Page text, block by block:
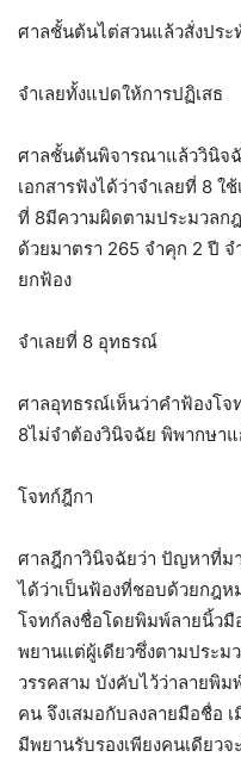
ศาลชั้นต้นไต่สวนแล้วสั่งประ
จำเลยทั้งแปดให้การปฏิเสธ
ศาลชั้นต้นพิจารณาแล้ววินิจฉั
เอกสารฟังได้ว่าจำเลยที่ 8 ใ
ที่ 8มีความผิดตามประมวลก
ด้วยมาตรา 265 จำคุก 2 ปี
ยกฟ้อง
จำเลยที่ 8 อุทธรณ์
ศาลอุทธรณ์เห็นว่าคำฟ้องโจ
8ไม่จำต้องวินิจฉัย พิพากษาแ
โจทก์ฎีกา
ศาลฎีกาวินิจฉัยว่า ปัญหาที่ม
ได้ว่าเป็นฟ้องที่ชอบด้วยกฎห
โจทก์ลงชื่อโดยพิมพ์ลายนิ้ว
พยานแต่ผู้เดียวซึ่งตามประ
วรรคสาม บังคับไว้ว่าลายพิ
คน จึงเสมอกับลงลายมือชื่อ
มีพยานรับรองเพียงคนเดียว